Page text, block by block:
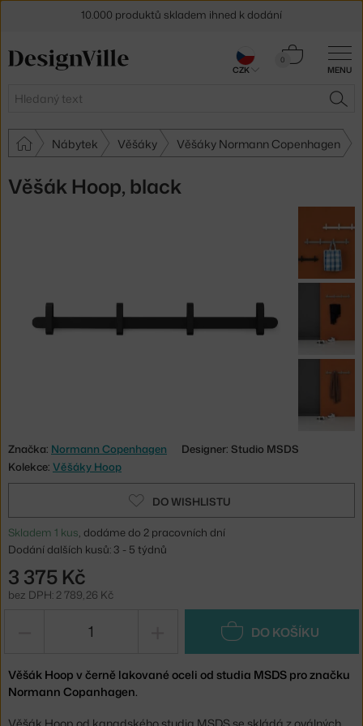
MENU
Hledat
0
Košík
Nábytek Věšáky Věšáky Normann Copenhagen
Věšák Hoop, black
Značka: Normann Copenhagen
Designer: Studio MSDS
Kolekce: Věšáky Hoop
DO WISHLISTU
Skladem 1 kus, dodáme do 2 pracovních dní
Dodání dalších kusů: 3 - 5 týdnů
3 375 Kč
bez DPH: 2 789,26 Kč
DO KOŠÍKU
Věšák Hoop v černě lakované oceli od studia MSDS pro značku
Normann Copanhagen.
10.000 produktů skladem ihned k dodání
30 dní na vrácení zbožíCZK